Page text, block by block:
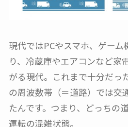
現代ではPCやスマホ、ゲーム
り、冷蔵庫やエアコンなど家
がる現代。これまで十分だっ
の周波数帯（＝道路）では交
たんです。つまり、どっちの
運転の混雑状態。